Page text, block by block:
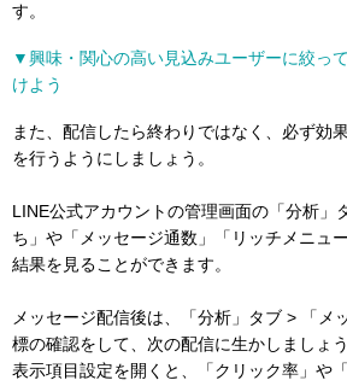
す。
▼興味・関心の高い見込みユーザーに絞っ
けよう
また、配信したら終わりではなく、必ず効
を行うようにしましょう。
LINE公式アカウントの管理画面の「分析」
ち」や「メッセージ通数」「リッチメニュ
結果を見ることができます。
メッセージ配信後は、「分析」タブ > 「メ
標の確認をして、次の配信に生かしましょう
表示項目設定を開くと、「クリック率」や